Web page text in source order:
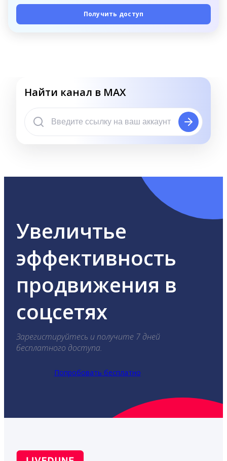
Получить доступ
Найти канал в MAX
Увеличтье
эффективность
продвижения в
соцсетях
Зарегистируйтесь и получите 7 дней
бесплатного доступа.
Попробовать бесплатно